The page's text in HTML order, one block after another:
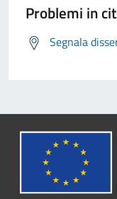
Problemi in
Segnala